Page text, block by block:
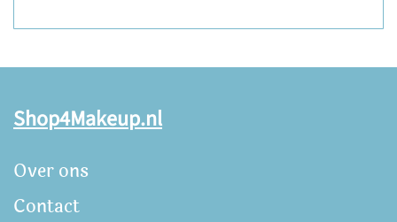
Shop4Makeup.nl
Over ons
Contact